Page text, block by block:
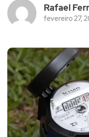
Rafael
fevereiro 27,